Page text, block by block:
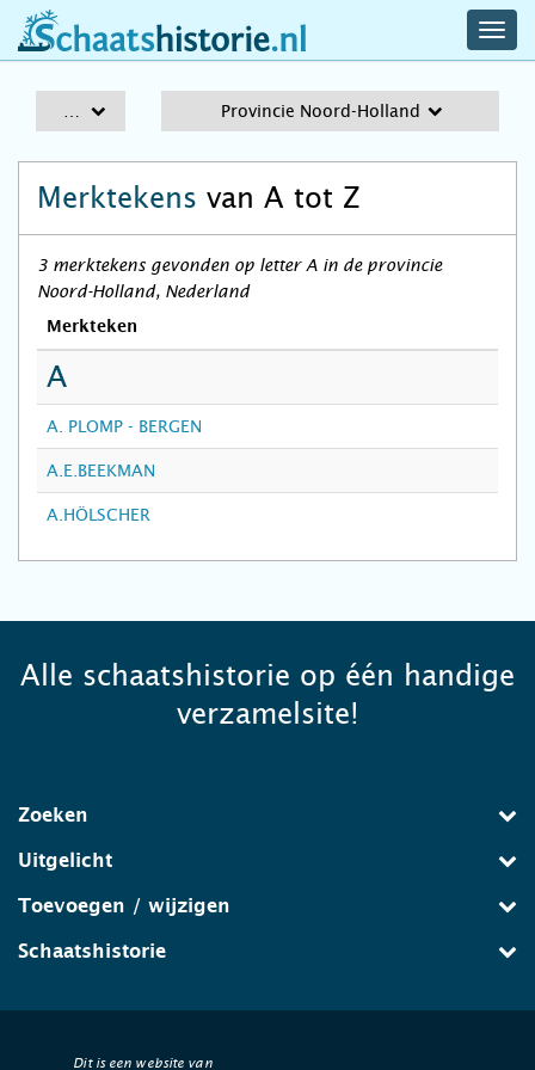
schaatshistorie.nl
Provincie Noord-Holland
Merktekens van A tot Z
3 merktekens gevonden op letter A in de provincie
Noord-Holland, Nederland
Merkteken
A
A. PLOMP - BERGEN
A.E.BEEKMAN
A.HÖLSCHER
Alle schaatshistorie op één handige
verzamelsite!
Zoeken
Uitgelicht
Toevoegen / wijzigen
Schaatshistorie
Dit is een website van